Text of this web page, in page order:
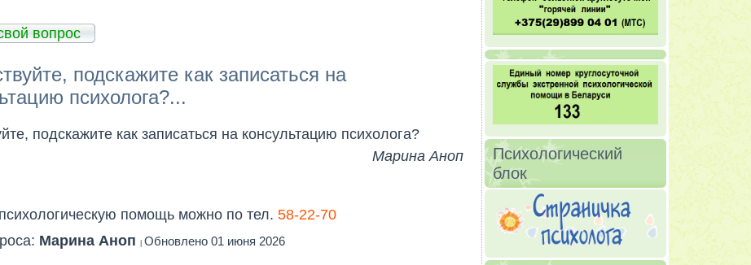
вопрос
подскажите как записаться на
психолога?...
подскажите как записаться на консультацию психолога?
Марина Аноп
помощь можно по тел. 58-22-70
Марина Аноп Обновлено 01 июня 2026
Психологический
блок